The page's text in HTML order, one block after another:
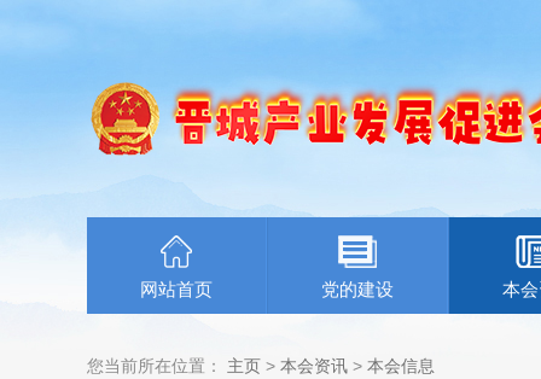
网站首页 党的建设 本
您当前所在位置： 主页 > 本会资讯 > 本会信息